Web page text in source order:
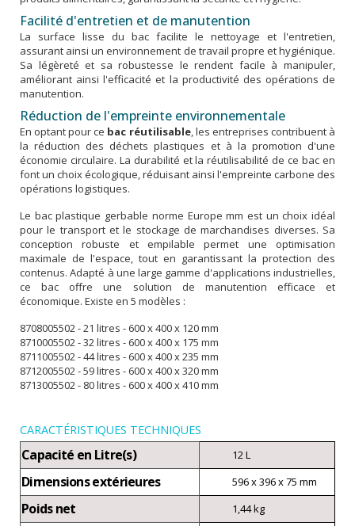
Facilité d'entretien et de manutention
La surface lisse du bac facilite le nettoyage et l'entretien,
assurant ainsi un environnement de travail propre et hygiénique.
Sa légèreté et sa robustesse le rendent facile à manipuler,
améliorant ainsi l'efficacité et la productivité des opérations de
manutention.
Réduction de l'empreinte environnementale
En optant pour ce bac réutilisable, les entreprises contribuent à
la réduction des déchets plastiques et à la promotion d'une
économie circulaire. La durabilité et la réutilisabilité de ce bac en
font un choix écologique, réduisant ainsi l'empreinte carbone des
opérations logistiques.
Le bac plastique gerbable norme Europe mm est un choix idéal
pour le transport et le stockage de marchandises diverses. Sa
conception robuste et empilable permet une optimisation
maximale de l'espace, tout en garantissant la protection des
contenus. Adapté à une large gamme d'applications industrielles,
ce bac offre une solution de manutention efficace et
économique. Existe en 5 modèles :
8708005502 - 21 litres - 600 x 400 x 120 mm
8710005502 - 32 litres - 600 x 400 x 175 mm
8711005502 - 44 litres - 600 x 400 x 235 mm
8712005502 - 59 litres - 600 x 400 x 320 mm
8713005502 - 80 litres - 600 x 400 x 410 mm
CARACTÉRISTIQUES TECHNIQUES
Capacité en Litre(s) 12 L
Dimensions extérieures 596 x 396 x 75 mm
Poids net 1,44 kg